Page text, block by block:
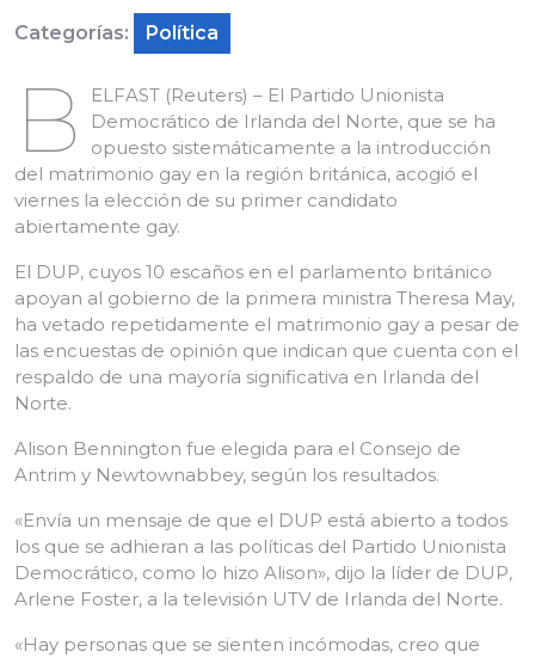
Categorías: Política
B
ELFAST (Reuters) – El Partido Unionista
Democrático de Irlanda del Norte, que se ha
opuesto sistemáticamente a la introducción
del matrimonio gay en la región británica, acogió el
viernes la elección de su primer candidato
abiertamente gay.
El DUP, cuyos 10 escaños en el parlamento británico
apoyan al gobierno de la primera ministra Theresa May,
ha vetado repetidamente el matrimonio gay a pesar de
las encuestas de opinión que indican que cuenta con el
respaldo de una mayoría significativa en Irlanda del
Norte.
Alison Bennington fue elegida para el Consejo de
Antrim y Newtownabbey, según los resultados.
«Envía un mensaje de que el DUP está abierto a todos
los que se adhieran a las políticas del Partido Unionista
Democrático, como lo hizo Alison», dijo la líder de DUP,
Arlene Foster, a la televisión UTV de Irlanda del Norte.
«Hay personas que se sienten incómodas, creo que